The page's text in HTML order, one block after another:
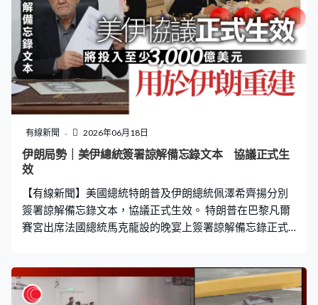
化能夠改進貨幣政策的執行。」 局內有一半決策委員預期
年內最少加息一次，不過沃什一改以往主席的常態，表示
未有提交個人利率預測，會議聲明亦取消前瞻指引。 沃什
強調會維持將通脹保持在2%的目標，「2%的通脹目標是
聯儲局長期堅持2%的目標，你知道我之前說過我更重視小
數點前的數字。2是小數點前的數字，現在0是小數點後，
沒有理由證明有能力前去改變2%的通脹目標。」 沃什同時
宣布成立五個特別工作小組研究可能的解決方案，分別專
責審視聯儲局溝通機制、資產負債表、對數據的依賴、生
產力及就業、人工智能的影響，以及當局的通脹框架。
有線新聞 2026年06月18日
伊朗局勢｜美伊總統簽署諒解備忘錄文本 協議正式生
效
【有線新聞】美國總統特朗普及伊朗總統佩澤希齊揚分別
簽署諒解備忘錄文本，協議正式生效。 特朗普在巴黎凡爾
賽宮出席法國總統馬克龍設的晚宴上簽署諒解備忘錄正式
即永久停止所有戰線的軍事行動、美方會立即著手解除對
伊朗的海上封鎖、與區內夥伴投入至少3千億美元用於伊朗